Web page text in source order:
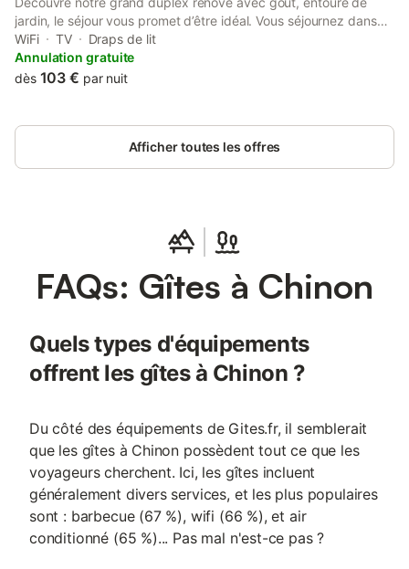
jardin, le séjour vous promet d’être idéal. Vous séjournez dans
un appartement en duplex, c’est-à-dire que vous avez au
premier niveau la cuisine ouverte sur le salon séjour, à l’étage, la
grande chambre et la salle de bains. L’appartement est situé au
Vous disposez également d’un emplacement pour déposer
votre vélo à l’intérieur de l’immeuble totalement sécurisé.
WiFi TV
Draps de lit
Annulation gratuite
dès 103 € par nuit
Afficher toutes les offres
FAQs: Gîtes à Chinon
Quels types d'équipements
offrent les gîtes à Chinon ?
Du côté des équipements de Gites.fr, il semblerait
que les gîtes à Chinon possèdent tout ce que les
voyageurs cherchent. Ici, les gîtes incluent
généralement divers services, et les plus populaires
sont : barbecue (67 %), wifi (66 %), et air
conditionné (65 %)... Pas mal n'est-ce pas ?